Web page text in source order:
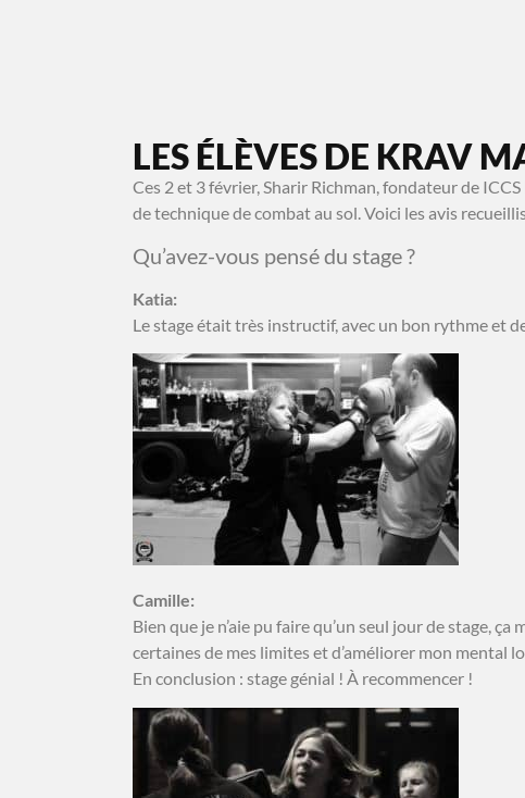
LES ÉLÈVES DE KRAV
Ces 2 et 3 février, Sharir Richman, fondateur de
de technique de combat au sol. Voici les avis
Qu’avez-vous pensé du stage ?
Katia:
Le stage était très instructif, avec un bon rythme et
Camille:
Bien que je n’aie pu faire qu’un seul jour de stage,
certaines de mes limites et d’améliorer mon mental
En conclusion : stage génial ! À recommencer !